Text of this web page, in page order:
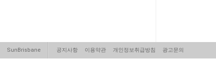
SunBrisbane 공지사항 이용약관 개인정보취급방침 광고문의